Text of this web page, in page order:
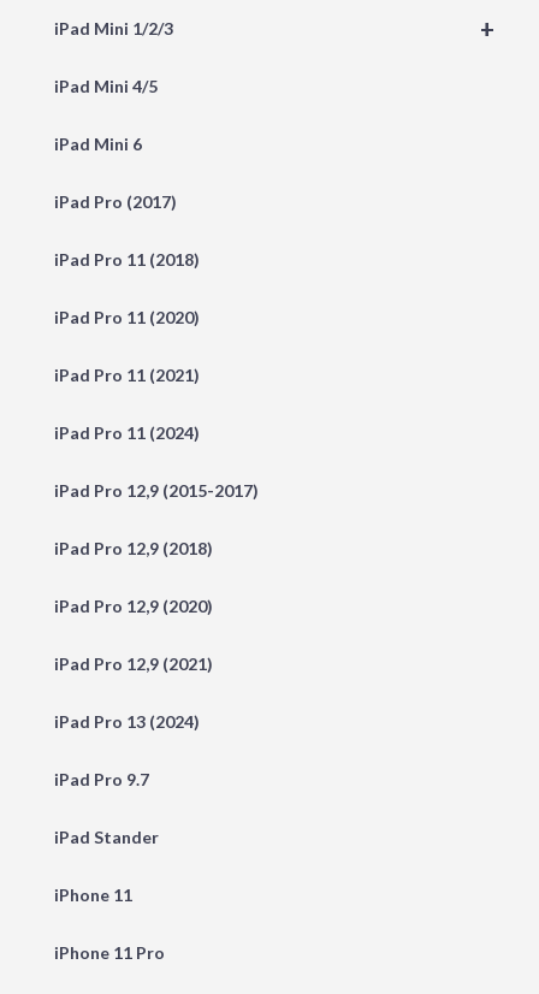
+
iPad Mini 1/2/3
iPad Mini 4/5
iPad Mini 6
iPad Pro (2017)
iPad Pro 11 (2018)
iPad Pro 11 (2020)
iPad Pro 11 (2021)
iPad Pro 11 (2024)
iPad Pro 12,9 (2015-2017)
iPad Pro 12,9 (2018)
iPad Pro 12,9 (2020)
iPad Pro 12,9 (2021)
iPad Pro 13 (2024)
iPad Pro 9.7
iPad Stander
iPhone 11
iPhone 11 Pro